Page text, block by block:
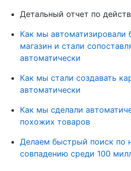
Детальный отчет по
Как мы автоматизировали
магазин и стали
автоматически
Как мы стали создавать
автоматически
Как мы сделали
похожих товаров
Делаем быстрый поиск по
совпадению среди 100